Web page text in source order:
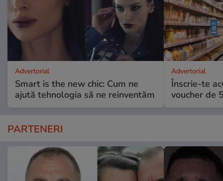
Advertorial
Smart is the new chic: Cum ne
ajută tehnologia să ne reinventăm
Advertorial
Înscrie-te
voucher de
PARTENERI